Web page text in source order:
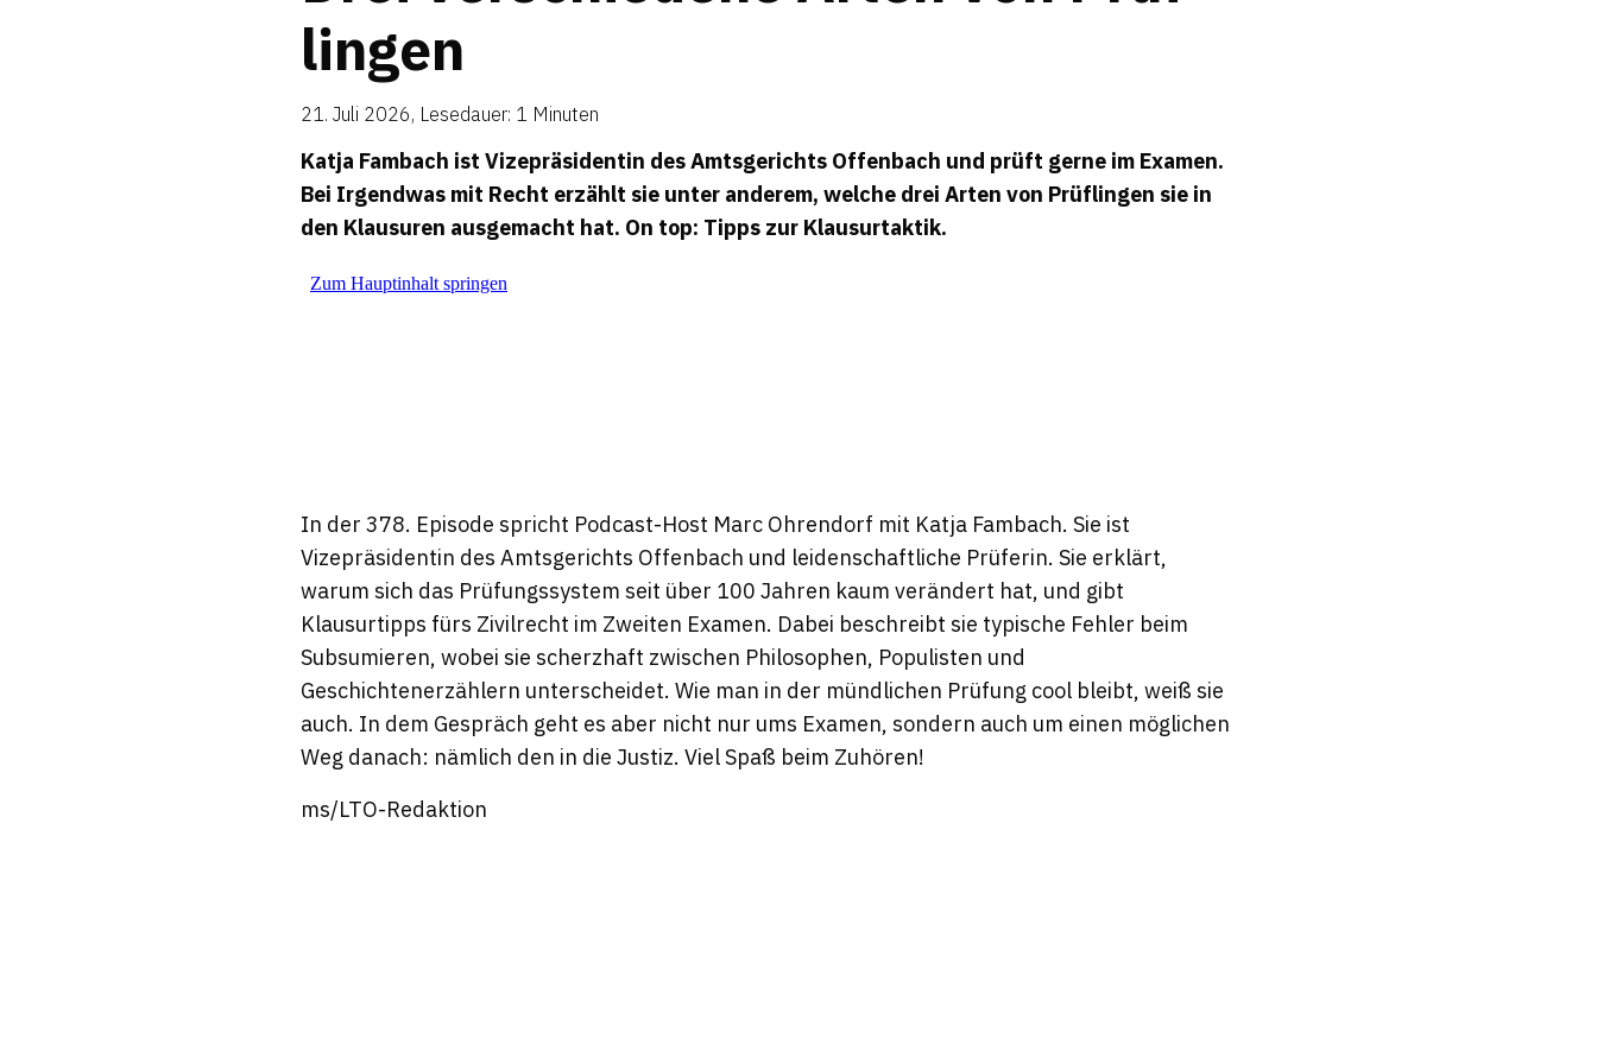
lingen
21. Juli 2026, Lesedauer: 1 Minuten
Katja Fambach ist Vizepräsidentin des Amtsgerichts Offenbach und prüft gerne im Examen.
Bei Irgendwas mit Recht erzählt sie unter anderem, welche drei Arten von Prüflingen sie in
den Klausuren ausgemacht hat. On top: Tipps zur Klausurtaktik.
In der 378. Episode spricht Podcast-Host Marc Ohrendorf mit Katja Fambach. Sie ist
Vizepräsidentin des Amtsgerichts Offenbach und leidenschaftliche Prüferin. Sie erklärt,
warum sich das Prüfungssystem seit über 100 Jahren kaum verändert hat, und gibt
Klausurtipps fürs Zivilrecht im Zweiten Examen. Dabei beschreibt sie typische Fehler beim
Subsumieren, wobei sie scherzhaft zwischen Philosophen, Populisten und
Geschichtenerzählern unterscheidet. Wie man in der mündlichen Prüfung cool bleibt, weiß sie
auch. In dem Gespräch geht es aber nicht nur ums Examen, sondern auch um einen möglichen
Weg danach: nämlich den in die Justiz. Viel Spaß beim Zuhören!
ms/LTO-Redaktion